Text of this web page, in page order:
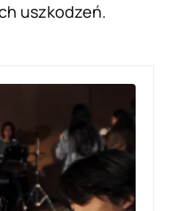
uszkodzeń.